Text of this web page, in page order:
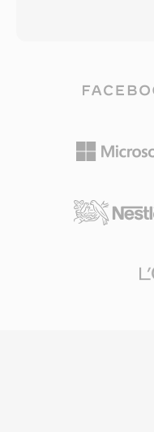
版本DTS-HD
势包括在AV接收
统中的广泛硬件
绕声内容面向物